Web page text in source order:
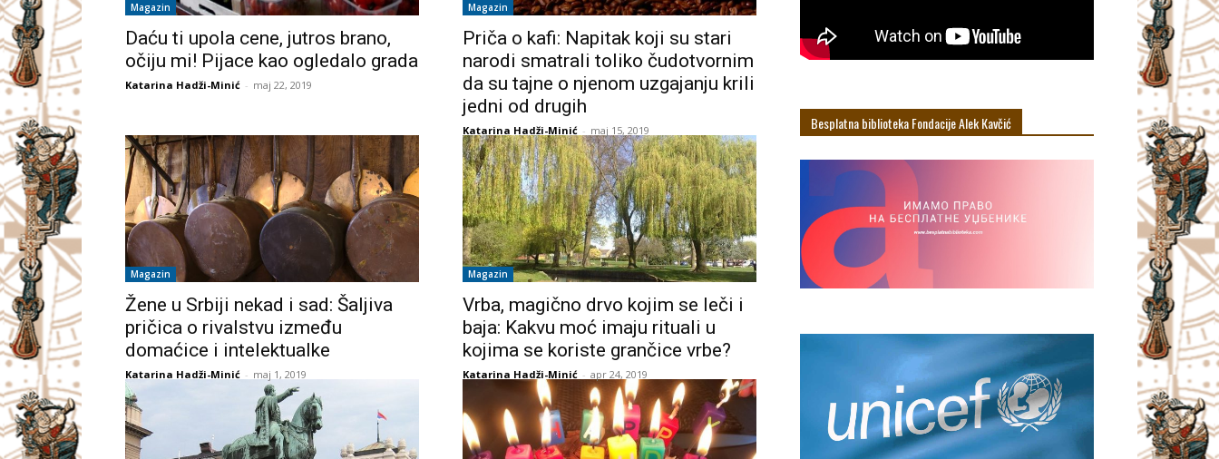
Magazin
Daću ti upola cene, jutros brano,
očiju mi! Pijace kao ogledalo grada
Katarina Hadži-Minić - maj 22, 2019
Magazin
Priča o kafi: Napitak koji su stari
narodi smatrali toliko čudotvornim
da su tajne o njenom uzgajanju krili
jedni od drugih
Katarina Hadži-Minić - maj 15, 2019
Magazin
Žene u Srbiji nekad i sad: Šaljiva
pričica o rivalstvu između
domaćice i intelektualke
Katarina Hadži-Minić - maj 1, 2019
Magazin
Vrba, magično drvo kojim se leči i
baja: Kakvu moć imaju rituali u
kojima se koriste grančice vrbe?
Katarina Hadži-Minić - apr 24, 2019
Besplatna biblioteka Fondacije Alek Кavčić